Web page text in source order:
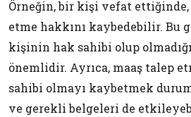
Örneğin, bir kişi vefat ettiğinde,
etme hakkını kaybedebilir. Bu
kişinin hak sahibi olup
önemlidir. Ayrıca, maaş talep
sahibi olmayı kaybetmek
ve gerekli belgeleri de